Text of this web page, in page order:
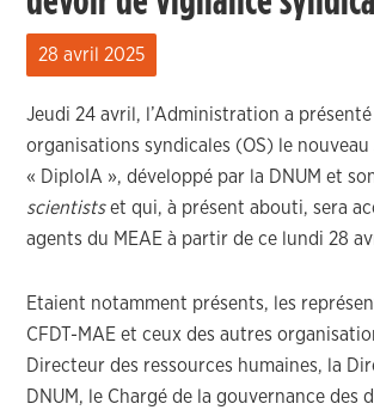
28 avril 2025
Jeudi 24 avril, l’Administration a présenté
organisations syndicales (OS) le nouveau
« DiploIA », développé par la DNUM et
scientistset qui, à présent abouti, sera
agents du MEAE à partir de ce lundi 28
Etaient notamment présents, les
CFDT-MAE et ceux des autres
Directeur des ressources humaines, la
DNUM, le Chargé de la gouvernance des